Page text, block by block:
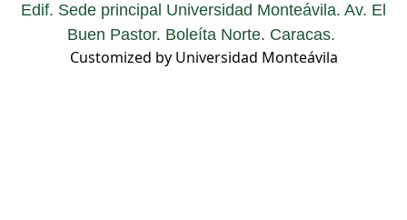
Edif. Sede principal Universidad Monteávila. Av. El
Buen Pastor. Boleíta Norte. Caracas.
Customized by Universidad Monteávila